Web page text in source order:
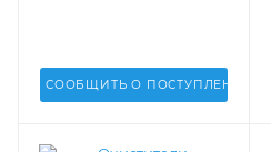
СООБЩИТЬ О ПОСТУПЛЕНИИ